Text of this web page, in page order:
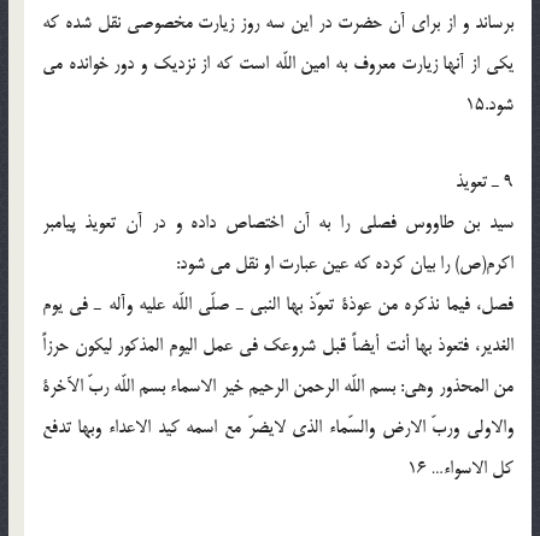
برساند و از برای آن حضرت در این سه روز زیارت مخصوصی نقل شده که
یکی از آنها زیارت معروف به امین اللّه است که از نزدیک و دور خوانده می
شود.15
9 ـ تعویذ
سید بن طاووس فصلی را به آن اختصاص داده و در آن تعویذ پیامبر
اکرم(ص) را بیان کرده که عین عبارت او نقل می شود:
فصل، فیما نذکره من عوذة تعوّذ بها النبی ـ صلّی اللّه علیه وآله ـ فی یوم
الغدیر، فتعوذ بها أنت أیضاً قبل شروعک فی عمل الیوم المذکور لیکون حرزاً
من المحذور وهی: بسم اللّه الرحمن الرحیم خیر الاسماء بسم اللّه ربّ الآخرة
والاولی وربّ الارض والسّماء الذی لایضرّ مع اسمه کید الاعداء وبها تدفع
کل الاسواء… 16